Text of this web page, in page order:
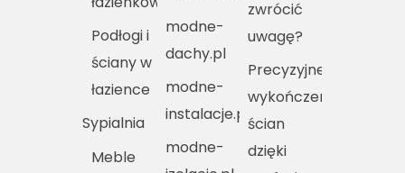
Podłogi i
ściany w
łazience
Sypialnia
Meble
modne-
dachy.pl
modne-
instalacje.pl
modne-
zwrócić
uwagę?
Precyzyjne
wykończenie
ścian
dzięki